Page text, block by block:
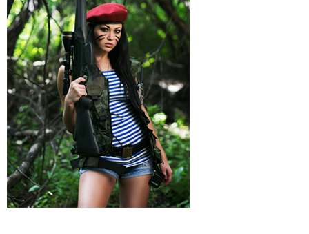
Shirts & truien
Jassen
Kinderen
Overhemden
Shirts / T-Shirts
Tassen
Truien & Longsleeves
Vesten & Hoodies
Sokken & Footwear
Tactical Vesten
Holsters
Survival
Survival & Camping
81